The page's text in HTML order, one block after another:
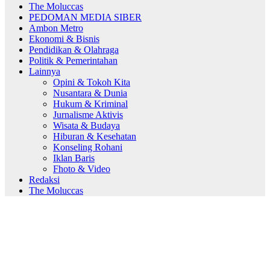
The Moluccas
PEDOMAN MEDIA SIBER
Ambon Metro
Ekonomi & Bisnis
Pendidikan & Olahraga
Politik & Pemerintahan
Lainnya
Opini & Tokoh Kita
Nusantara & Dunia
Hukum & Kriminal
Jurnalisme Aktivis
Wisata & Budaya
Hiburan & Kesehatan
Konseling Rohani
Iklan Baris
Fhoto & Video
Redaksi
The Moluccas